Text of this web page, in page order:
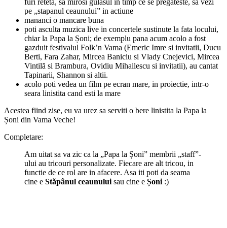
pe „stapanul ceaunului” in actiune
mananci o mancare buna
poti asculta muzica live in concertele sustinute la fata locului,
chiar la Papa la Șoni; de exemplu pana acum acolo a fost
gazduit festivalul Folk’n Vama (Emeric Imre si invitatii, Ducu
Berti, Fara Zahar, Mircea Baniciu si Vlady Cnejevici, Mircea
Vintilă si Brambura, Ovidiu Mihailescu si invitatii), au cantat
Tapinarii, Shannon si altii.
acolo poti vedea un film pe ecran mare, in proiectie, intr-o
seara linistita cand esti la mare
Acestea fiind zise, eu va urez sa serviti o bere linistita la Papa la
Șoni din Vama Veche!
Completare:
Am uitat sa va zic ca la „Papa la Șoni” membrii „staff”-
ului au tricouri personalizate. Fiecare are alt tricou, in
functie de ce rol are in afacere. Asa iti poti da seama
cine e Stăpânul ceaunului sau cine e Șoni :)